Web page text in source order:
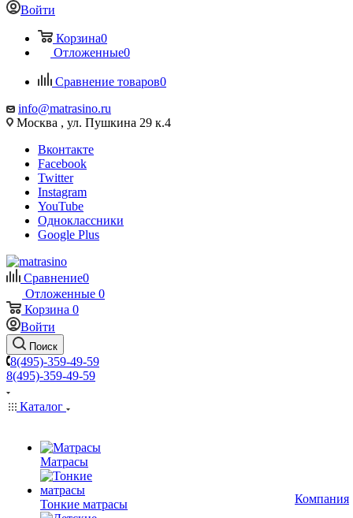
Войти
Корзина0
Отложенные0
Сравнение товаров0
info@matrasino.ru
Москва , ул. Пушкина 29 к.4
Вконтакте
Facebook
Twitter
Instagram
YouTube
Одноклассники
Google Plus
Сравнение0
Отложенные 0
Корзина 0
Войти
Поиск
8(495)-359-49-59
8(495)-359-49-59
Каталог
Матрасы
Тонкие матрасы
Компания